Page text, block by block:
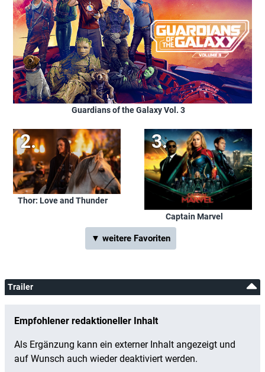
Guardians of the Galaxy Vol. 3
Thor: Love and Thunder
Captain Marvel
▼ weitere Favoriten
Trailer